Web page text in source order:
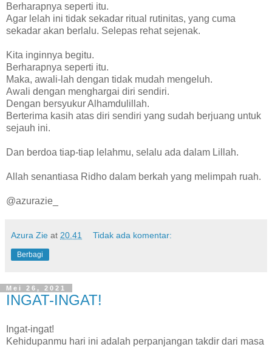
Berharapnya seperti itu.
Agar lelah ini tidak sekadar ritual rutinitas, yang cuma
sekadar akan berlalu. Selepas rehat sejenak.
Kita inginnya begitu.
Berharapnya seperti itu.
Maka, awali-lah dengan tidak mudah mengeluh.
Awali dengan menghargai diri sendiri.
Dengan bersyukur Alhamdulillah.
Berterima kasih atas diri sendiri yang sudah berjuang untuk
sejauh ini.
Dan berdoa tiap-tiap lelahmu, selalu ada dalam Lillah.
Allah senantiasa Ridho dalam berkah yang melimpah ruah.
@azurazie_
Azura Zie at 20.41 Tidak ada komentar:
Berbagi
Mei 26, 2021
INGAT-INGAT!
Ingat-ingat!
Kehidupanmu hari ini adalah perpanjangan takdir dari masa